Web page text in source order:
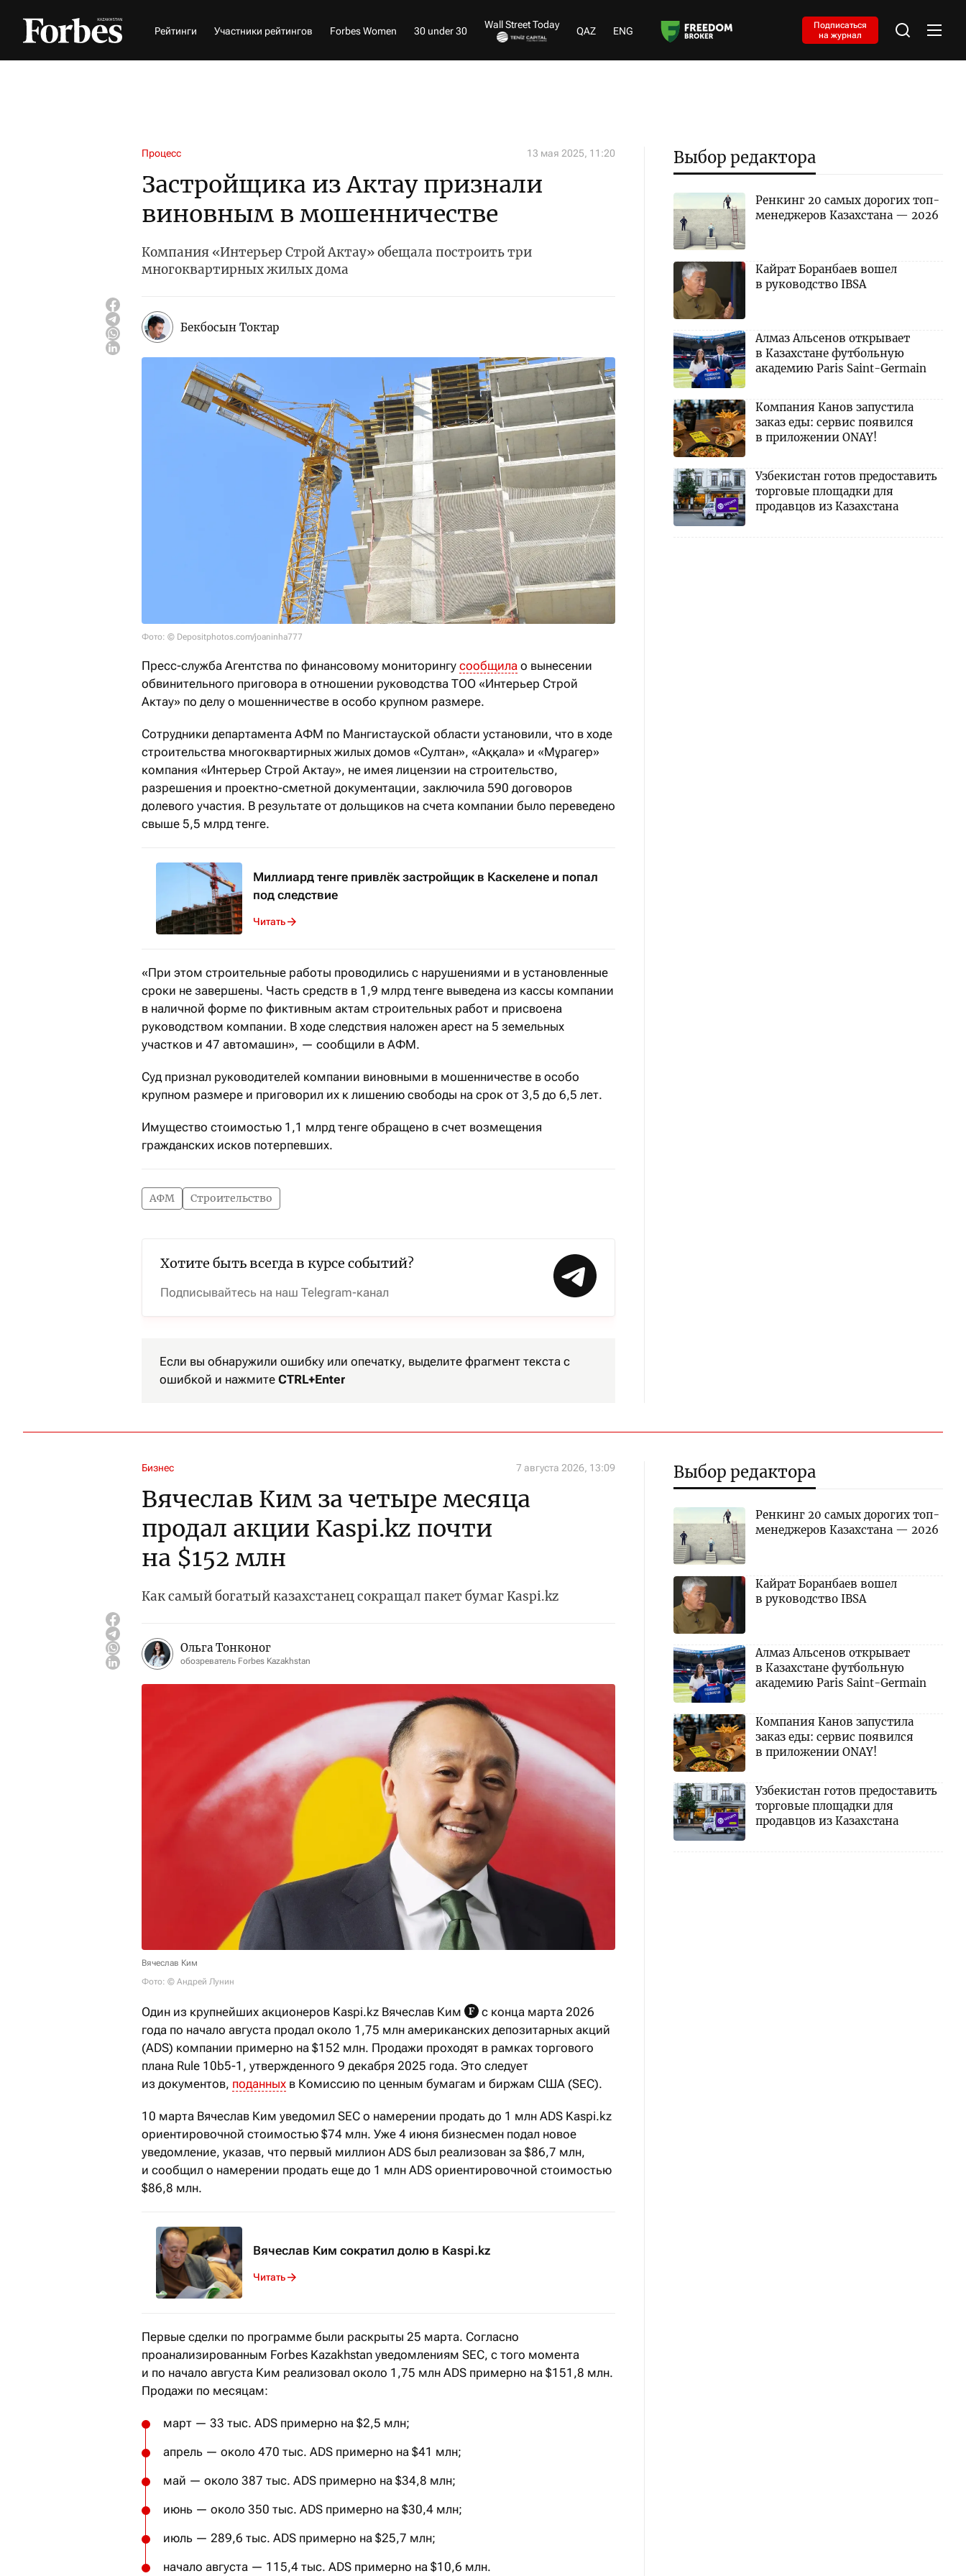
Рейтинги Участники рейтингов Forbes Women 30 under 30
Wall Street Today
QAZ ENG
Подписаться
на журнал
Процесс 13 мая 2025, 11:20
Застройщика из Актау признали
виновным в мошенничестве
Компания «Интерьер Строй Актау» обещала построить три
многоквартирных жилых дома
Бекбосын Токтар
Фото: © Depositphotos.com/joaninha777
Пресс-служба Агентства по финансовому мониторингу сообщила о вынесении
обвинительного приговора в отношении руководства ТОО «Интерьер Строй
Актау» по делу о мошенничестве в особо крупном размере.
Сотрудники департамента АФМ по Мангистауской области установили, что в ходе
строительства многоквартирных жилых домов «Султан», «Аққала» и «Мұрагер»
компания «Интерьер Строй Актау», не имея лицензии на строительство,
разрешения и проектно-сметной документации, заключила 590 договоров
долевого участия. В результате от дольщиков на счета компании было переведено
свыше 5,5 млрд тенге.
Миллиард тенге привлёк застройщик в Каскелене и попал
под следствие
Читать
«При этом строительные работы проводились с нарушениями и в установленные
сроки не завершены. Часть средств в 1,9 млрд тенге выведена из кассы компании
в наличной форме по фиктивным актам строительных работ и присвоена
руководством компании. В ходе следствия наложен арест на 5 земельных
участков и 47 автомашин», — сообщили в АФМ.
Суд признал руководителей компании виновными в мошенничестве в особо
крупном размере и приговорил их к лишению свободы на срок от 3,5 до 6,5 лет.
Имущество стоимостью 1,1 млрд тенге обращено в счет возмещения
гражданских исков потерпевших.
АФМ Строительство
Хотите быть всегда в курсе событий?
Подписывайтесь на наш Telegram-канал
Если вы обнаружили ошибку или опечатку, выделите фрагмент текста с
ошибкой и нажмите CTRL+Enter
Выбор редактора
Ренкинг 20 самых дорогих топ-
менеджеров Казахстана — 2026
Кайрат Боранбаев вошел
в руководство IBSA
Алмаз Альсенов открывает
в Казахстане футбольную
академию Paris Saint-Germain
Компания Канов запустила
заказ еды: сервис появился
в приложении ONAY!
Узбекистан готов предоставить
торговые площадки для
продавцов из Казахстана
Бизнес 7 августа 2026, 13:09
Вячеслав Ким за четыре месяца
продал акции Kaspi.kz почти
на $152 млн
Как самый богатый казахстанец сокращал пакет бумаг Kaspi.kz
Ольга Тонконог
обозреватель Forbes Kazakhstan
Вячеслав Ким
Фото: © Андрей Лунин
Один из крупнейших акционеров Kaspi.kz Вячеслав Ким
с конца марта 2026
года по начало августа продал около 1,75 млн американских депозитарных акций
(ADS) компании примерно на $152 млн. Продажи проходят в рамках торгового
плана Rule 10b5-1, утвержденного 9 декабря 2025 года. Это следует
из документов, поданных в Комиссию по ценным бумагам и биржам США (SEC).
10 марта Вячеслав Ким уведомил SEC о намерении продать до 1 млн ADS Kaspi.kz
ориентировочной стоимостью $74 млн. Уже 4 июня бизнесмен подал новое
уведомление, указав, что первый миллион ADS был реализован за $86,7 млн,
и сообщил о намерении продать еще до 1 млн ADS ориентировочной стоимостью
$86,8 млн.
Вячеслав Ким сократил долю в Kaspi.kz
Читать
Первые сделки по программе были раскрыты 25 марта. Согласно
проанализированным Forbes Kazakhstan уведомлениям SEC, с того момента
и по начало августа Ким реализовал около 1,75 млн ADS примерно на $151,8 млн.
Продажи по месяцам:
март — 33 тыс. ADS примерно на $2,5 млн;
апрель — около 470 тыс. ADS примерно на $41 млн;
май — около 387 тыс. ADS примерно на $34,8 млн;
июнь — около 350 тыс. ADS примерно на $30,4 млн;
июль — 289,6 тыс. ADS примерно на $25,7 млн;
начало августа — 115,4 тыс. ADS примерно на $10,6 млн.
Выбор редактора
Ренкинг 20 самых дорогих топ-
менеджеров Казахстана — 2026
Кайрат Боранбаев вошел
в руководство IBSA
Алмаз Альсенов открывает
в Казахстане футбольную
академию Paris Saint-Germain
Компания Канов запустила
заказ еды: сервис появился
в приложении ONAY!
Узбекистан готов предоставить
торговые площадки для
продавцов из Казахстана